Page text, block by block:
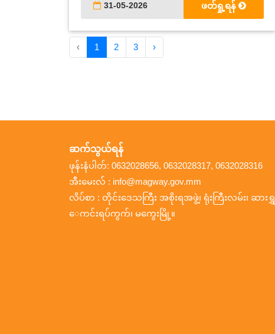
31-05-2026 ဖတ်ရှု့ရန်
‹ 1 2 3 ›
ဆက်သွယ်ရန်
ဖုန်းနံပါတ်: 0632028656, 0632028317, 0632028316
အီးမေးလ် : info@magway.gov.mm
လိပ်စာ : တိုင်းဒေသကြီး အစိုးရအဖွဲ့၊ ရုံးကြီးလမ်း၊ ဆားရွှ
ေကင်းရပ်ကွက်၊ မကွေးမြို့။